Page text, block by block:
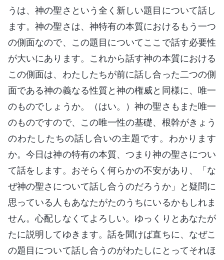
うは、神の聖さという全く新しい題目について話し
ます。神の聖さは、神特有の本質におけるもう一つ
の側面なので、この題目についてここで話す必要性
が大いにあります。これから話す神の本質における
この側面は、わたしたちが前に話し合った二つの側
面である神の義なる性質と神の権威と同様に、唯一
のものでしょうか。（はい。）神の聖さもまた唯一
のものですので、この唯一性の基礎、根幹がきょう
のわたしたちの話し合いの主題です。わかります
か。今日は神の特有の本質、つまり神の聖さについ
て話をします。おそらく何らかの不安があり、「な
ぜ神の聖さについて話し合うのだろうか」と疑問に
思っている人もあなたがたのうちにいるかもしれま
せん。心配しなくてよろしい。ゆっくりとあなたが
たに説明してゆきます。話を聞けば直ちに、なぜこ
の題目について話し合うのがわたしにとってそれほ